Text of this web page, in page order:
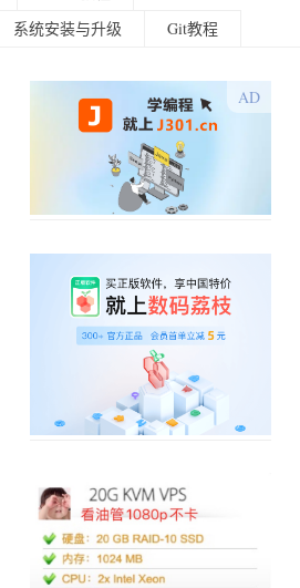
系统安装与升级 Git教程